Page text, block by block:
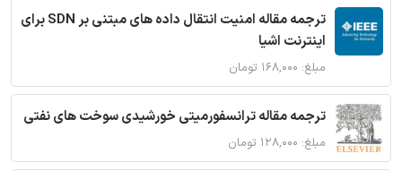
ترجمه مقاله امنیت انتقال داده های مبتنی بر SDN برای
اینترنت اشیا
مبلغ: ۱۶۸,۰۰۰ تومان
ترجمه مقاله ترانسفورمیتی خورشیدی سوخت های نفتی
مبلغ: ۱۲۸,۰۰۰ تومان